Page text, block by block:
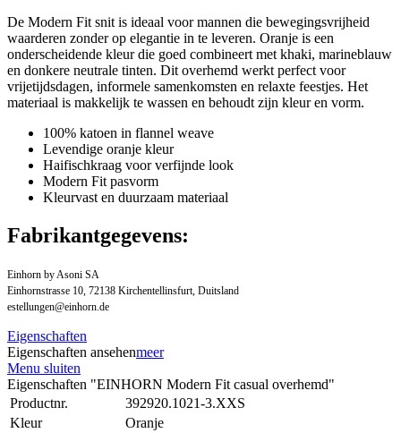
De Modern Fit snit is ideaal voor mannen die bewegingsvrijheid
waarderen zonder op elegantie in te leveren. Oranje is een
onderscheidende kleur die goed combineert met khaki, marineblauw
en donkere neutrale tinten. Dit overhemd werkt perfect voor
vrijetijdsdagen, informele samenkomsten en relaxte feestjes. Het
materiaal is makkelijk te wassen en behoudt zijn kleur en vorm.
100% katoen in flannel weave
Levendige oranje kleur
Haifischkraag voor verfijnde look
Modern Fit pasvorm
Kleurvast en duurzaam materiaal
Fabrikantgegevens:
Einhorn by Asoni SA
Einhornstrasse 10, 72138 Kirchentellinsfurt, Duitsland
estellungen@einhorn.de
Eigenschaften
Eigenschaften ansehenmeer
Menu sluiten
Eigenschaften "EINHORN Modern Fit casual overhemd"
Productnr.
392920.1021-3.XXS
Kleur
Oranje